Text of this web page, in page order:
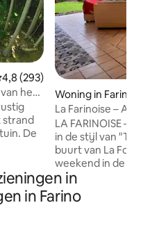
beoordeling van
4,8 (293)
het
De
is
wat
Woning in Farino
La Farinoise –
huis
LA FARINOISE –
in de stijl van
buurt van La Foa,
weekend in de
familie, max. 2
(jonger dan 14 jaar) Gemaakt
plaatstaal en
in
in Farino